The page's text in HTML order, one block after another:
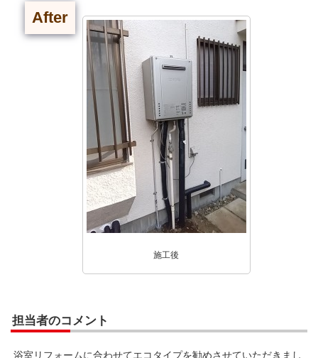
After
施工後
担当者のコメント
浴室リフォームに合わせてエコタイプを勧めさせていただきまし